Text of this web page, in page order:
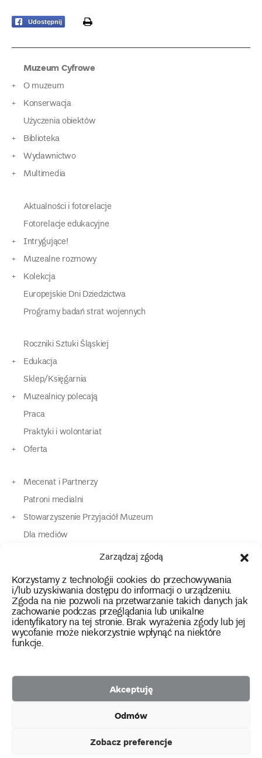
Zarządzaj zgodą
Korzystamy z technologii cookies do przechowywania
i/lub uzyskiwania dostępu do informacji o urządzeniu.
Zgoda na nie pozwoli na przetwarzanie takich danych jak
zachowanie podczas przeglądania lub unikalne
identyfikatory na tej stronie. Brak wyrażenia zgody lub jej
wycofanie może niekorzystnie wpłynąć na niektóre
funkcje.
Akceptuję
Odmów
Zobacz preferencje
Udostępnij print
Muzeum Cyfrowe
O muzeum
Konserwacja
Użyczenia obiektów
Biblioteka
Wydawnictwo
Multimedia
Aktualności i fotorelacje
Fotorelacje edukacyjne
Intrygujące!
Muzealne rozmowy
Kolekcja
Europejskie Dni Dziedzictwa
Programy badań strat wojennych
Roczniki Sztuki Śląskiej
Edukacja
Sklep/Księgarnia
Muzealnicy polecają
Praca
Praktyki i wolontariat
Oferta
Mecenat i Partnerzy
Patroni medialni
Stowarzyszenie Przyjaciół Muzeum
Dla mediów
Dla osób o specjalnych potrzebach
Kontakt
instagram
twitterfacebookyoutube
tiktok
2026 Copyright by Muzeum Narodowe we Wrocławiu
Polityka prywatności
Etnograficznego
Facebook
Racławickiej
facebook
Przyjaciół